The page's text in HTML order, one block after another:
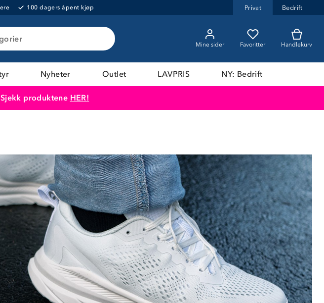
100 dagers åpent kjøp Privat Bedrift
Mine sider Favoritter Handlekurv
Nyheter Outlet LAVPRIS NY: Bedrift
Sjekk produktene HER!